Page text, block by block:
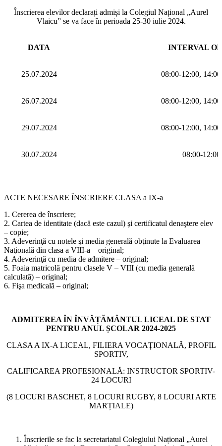
Înscrierea elevilor declarați admiși la Colegiul Național „Aurel
Vlaicu” se va face în perioada 25-30 iulie 2024.
DATA INTERVAL
25.07.2024 08:00-12:00,
26.07.2024 08:00-12:00,
29.07.2024 08:00-12:00,
30.07.2024 08:00-12:00
ACTE NECESARE ÎNSCRIERE CLASA a IX-a
1. Cererea de înscriere;
2. Cartea de identitate (dacă este cazul) şi certificatul denaştere elev
– copie;
3. Adeverinţă cu notele şi media generală obţinute la Evaluarea
Naţională din clasa a VIII-a – original;
4. Adeverinţă cu media de admitere – original;
5. Foaia matricolă pentru clasele V – VIII (cu media generală
calculată) – original;
6. Fişa medicală – original;
ADMITEREA ÎN ÎNVĂȚĂMÂNTUL LICEAL DE STAT
PENTRU ANUL ȘCOLAR 2024-2025
CLASA A IX-A LICEAL, FILIERA VOCAȚIONALĂ, PROFIL
SPORTIV,
CALIFICAREA PROFESIONALĂ: INSTRUCTOR SPORTIV-
24 LOCURI
(8 LOCURI BASCHET, 8 LOCURI RUGBY, 8 LOCURI ARTE
MARȚIALE)
Înscrierile se fac la secretariatul Colegiului Național „Aurel